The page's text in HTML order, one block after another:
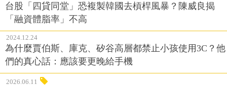
台股「四貸同堂」恐複製韓國去槓桿風暴？陳威良揭
「融資體脂率」不高
2024.12.24
為什麼賈伯斯、庫克、矽谷高層都禁止小孩使用3C？他
們的真心話：應該要更晚給手機
2026.06.11